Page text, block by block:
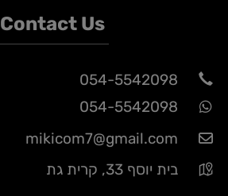
Contact Us
054-5542098
054-5542098
mikicom7@gmail.com
בית יוסף 33, קרית גת